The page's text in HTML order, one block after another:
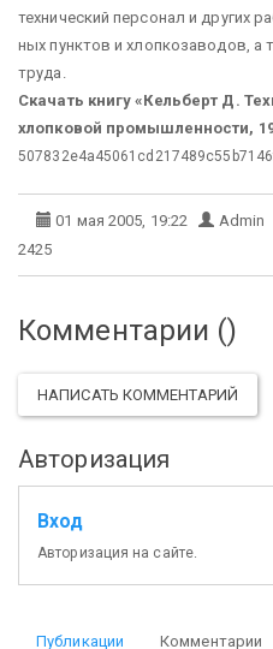
техниче­ский персонал и других
ных пунктов и хлопкозаводов, а
труда.
Скачать книгу «Кельберт Д.
хлопковой промышленности,
01 мая 2005, 19:22 Admin
2425
Комментарии ()
НАПИСАТЬ КОММЕНТАРИЙ
Авторизация
Вход
Авторизация на сайте.
Публикации Комментарии